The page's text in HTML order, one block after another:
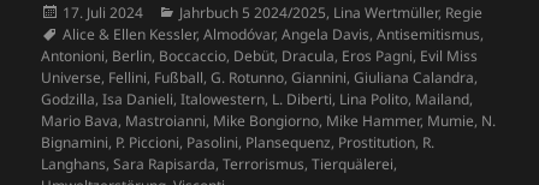
Veröffentlicht
am
17. Juli 2024 Kategorien
Jahrbuch 5 2024/2025, Lina Wertmüller, Regie
Schlagwörter
Alice & Ellen Kessler,Almodóvar,Angela Davis,Antisemitismus,
Antonioni, Berlin, Boccaccio, Debüt, Dracula, Eros Pagni, Evil Miss
Universe, Fellini, Fußball,G. Rotunno,Giannini,Giuliana Calandra,
Godzilla,Isa Danieli,Italowestern, L. Diberti, Lina Polito, Mailand,
Mario Bava, Mastroianni, Mike Bongiorno, Mike Hammer, Mumie, N.
Bignamini, P. Piccioni, Pasolini, Plansequenz, Prostitution, R.
Langhans,Sara Rapisarda,Terrorismus,Tierquälerei,